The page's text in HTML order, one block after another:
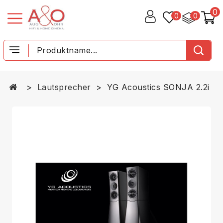
0
0
0
Lautsprecher YG Acoustics SONJA 2.2i